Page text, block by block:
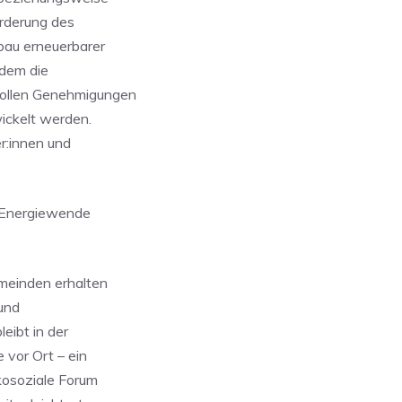
des
erneuerbarer
die
Genehmigungen
werden.
und
erhalten
in der
vor Ort – ein
Forum